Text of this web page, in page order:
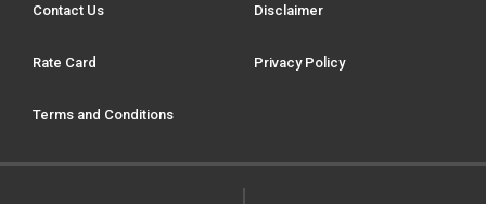
Contact Us Disclaimer
Rate Card Privacy Policy
Terms and Conditions